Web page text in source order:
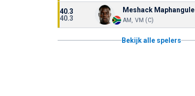
40.3
40.3
Meshack Maphangule
AM, VM (C)
Bekijk alle spelers